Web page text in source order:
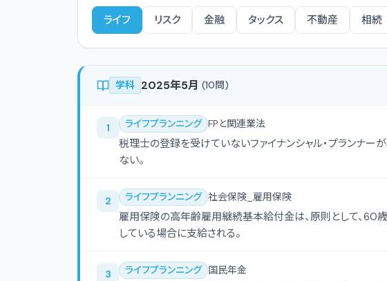
ライフ リスク 金融 タックス 不動産 相続
学科 2025年5月 (10問)
1 ライフプランニング FPと関連業法
税理士の登録を受けていないファイナンシャル・プランナ
ない。
2 ライフプランニング 社会保険_雇用保険
雇用保険の高年齢雇用継続基本給付金は、原則として、
している場合に支給される。
3 ライフプランニング 国民年金